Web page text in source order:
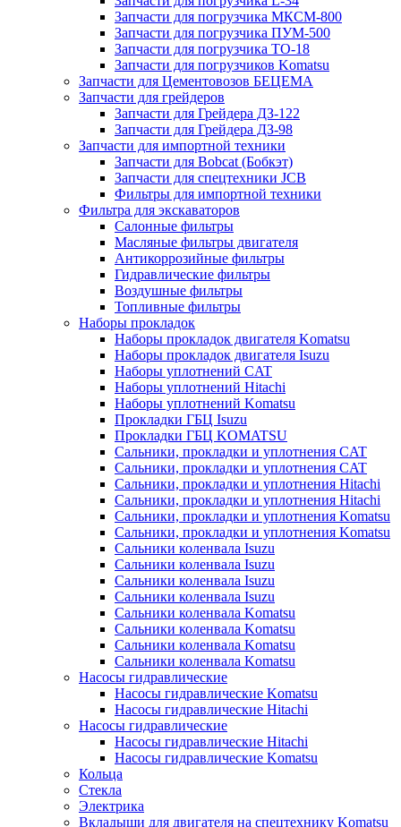
Запчасти для погрузчика МКСМ-800
Запчасти для погрузчика ПУМ-500
Запчасти для погрузчика ТО-18
Запчасти для погрузчиков Komatsu
Запчасти для Цементовозов БЕЦЕМА
Запчасти для грейдеров
Запчасти для Грейдера ДЗ-122
Запчасти для Грейдера ДЗ-98
Запчасти для импортной техники
Запчасти для Bobcat (Бобкэт)
Запчасти для спецтехники JCB
Фильтры для импортной техники
Фильтра для экскаваторов
Салонные фильтры
Масляные фильтры двигателя
Антикоррозийные фильтры
Гидравлические фильтры
Воздушные фильтры
Топливные фильтры
Наборы прокладок
Наборы прокладок двигателя Komatsu
Наборы прокладок двигателя Isuzu
Наборы уплотнений CAT
Наборы уплотнений Hitachi
Наборы уплотнений Komatsu
Прокладки ГБЦ Isuzu
Прокладки ГБЦ KOMATSU
Сальники, прокладки и уплотнения CAT
Сальники, прокладки и уплотнения CAT
Сальники, прокладки и уплотнения Hitachi
Сальники, прокладки и уплотнения Hitachi
Сальники, прокладки и уплотнения Komatsu
Сальники, прокладки и уплотнения Komatsu
Сальники коленвала Isuzu
Сальники коленвала Isuzu
Сальники коленвала Isuzu
Сальники коленвала Isuzu
Сальники коленвала Komatsu
Сальники коленвала Komatsu
Сальники коленвала Komatsu
Сальники коленвала Komatsu
Насосы гидравлические
Насосы гидравлические Komatsu
Насосы гидравлические Hitachi
Насосы гидравлические
Насосы гидравлические Hitachi
Насосы гидравлические Komatsu
Кольца
Стекла
Электрика
Вкладыши для двигателя на спецтехнику Komatsu